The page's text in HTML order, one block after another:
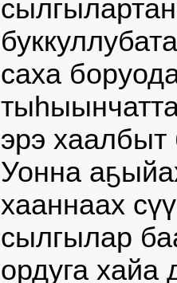
саха
эрэ хаалбыт
Уонна
хааннаах
сылгылар
ордуга хайа